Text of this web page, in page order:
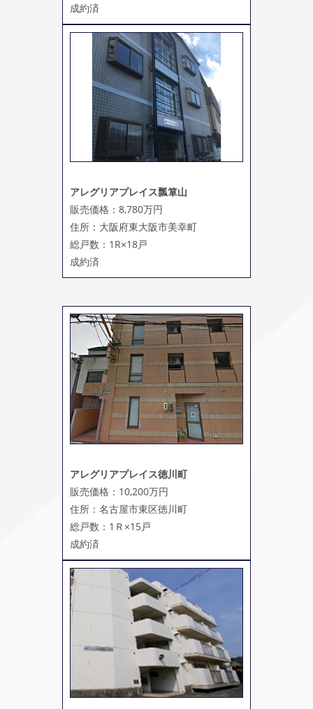
成約済
アレグリアプレイス瓢箪山
販売価格：8,780万円
住所：大阪府東大阪市美幸町
総戸数：1R×18戸
成約済
アレグリアプレイス徳川町
販売価格：10,200万円
住所：名古屋市東区徳川町
総戸数：1Ｒ×15戸
成約済